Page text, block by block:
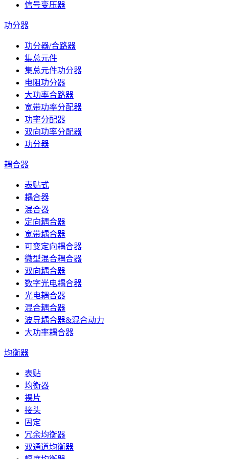
信号变压器
功分器
功分器/合路器
集总元件
集总元件功分器
电阻功分器
大功率合路器
宽带功率分配器
功率分配器
双向功率分配器
功分器
耦合器
表贴式
耦合器
混合器
定向耦合器
宽带耦合器
可变定向耦合器
微型混合耦合器
双向耦合器
数字光电耦合器
光电耦合器
混合耦合器
波导耦合器&混合动力
大功率耦合器
均衡器
表贴
均衡器
裸片
接头
固定
冗余均衡器
双通道均衡器